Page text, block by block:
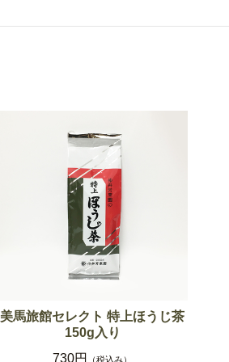
美馬旅館セレクト 特上ほうじ茶
150g入り
730円
（税込み）